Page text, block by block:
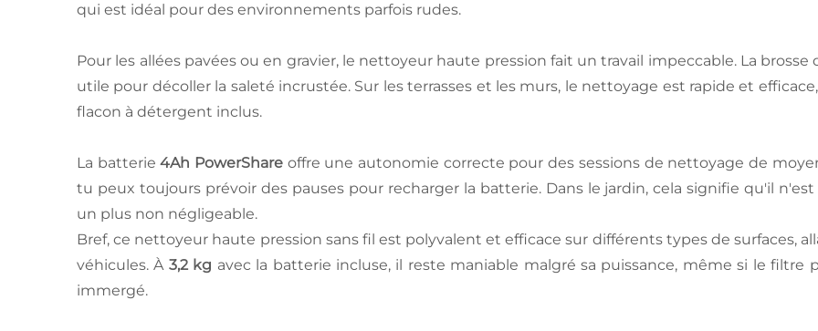
qui est idéal pour des environnements parfois rudes.
Pour les allées pavées ou en gravier, le nettoyeur haute pression fait un travail impeccable. La
utile pour décoller la saleté incrustée. Sur les terrasses et les murs, le nettoyage est rapide et
flacon à détergent inclus.
La batterie4Ah PowerShare offre une autonomie correcte pour des sessions de nettoyage de
tu peux toujours prévoir des pauses pour recharger la batterie. Dans le jardin, cela signifie qu'il
un plus non négligeable.
Bref, ce nettoyeur haute pression sans fil est polyvalent et efficace sur différents types de surfaces,
véhicules. À 3,2 kg avec la batterie incluse, il reste maniable malgré sa puissance, même si le
immergé.